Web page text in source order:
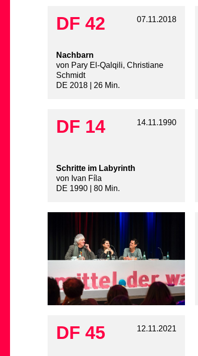
DF 42 07.11.2018
Nachbarn
von Pary El-Qalqili, Christiane
Schmidt
DE 2018 | 26 Min.
DF 14 14.11.1990
Schritte im Labyrinth
von Ivan Fíla
DE 1990 | 80 Min.
DF 45 12.11.2021